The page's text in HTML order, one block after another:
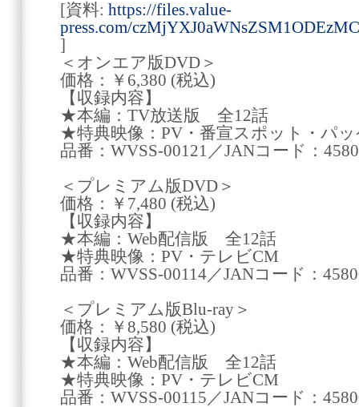
[資料: https://files.value-
press.com/
]
＜オンエア版DVD＞
価格：￥6,380 (税込)
【収録内容】
★本編：TV放送版 全12話
★特典映像：PV・番宣スポット・パ
品番：WVSS-00121／JANコード：
＜プレミアム版DVD＞
価格：￥7,480 (税込)
【収録内容】
★本編：Web配信版 全12話
★特典映像：PV・テレビCM
品番：WVSS-00114／JANコード：
＜プレミアム版Blu-ray＞
価格：￥8,580 (税込)
【収録内容】
★本編：Web配信版 全12話
★特典映像：PV・テレビCM
品番：WVSS-00115／JANコード：